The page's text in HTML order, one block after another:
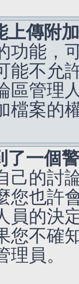
上傳附
功能，
能不允
區管理
檔案的
了一個
己的討
您也許
員的決
您不確
員。